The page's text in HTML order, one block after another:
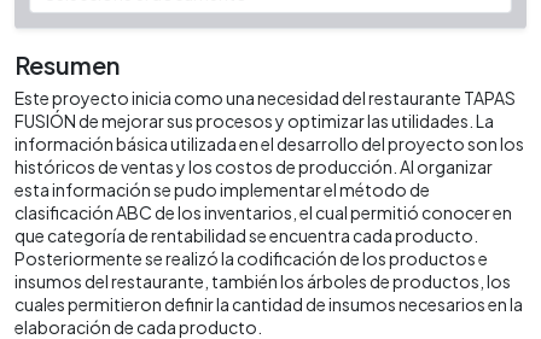
Resumen
Este proyecto inicia como una necesidad del restaurante TAPAS
FUSIÓN de mejorar sus procesos y optimizar las utilidades. La
información básica utilizada en el desarrollo del proyecto son los
históricos de ventas y los costos de producción. Al organizar
esta información se pudo implementar el método de
clasificación ABC de los inventarios, el cual permitió conocer en
que categoría de rentabilidad se encuentra cada producto.
Posteriormente se realizó la codificación de los productos e
insumos del restaurante, también los árboles de productos, los
cuales permitieron definir la cantidad de insumos necesarios en la
elaboración de cada producto.